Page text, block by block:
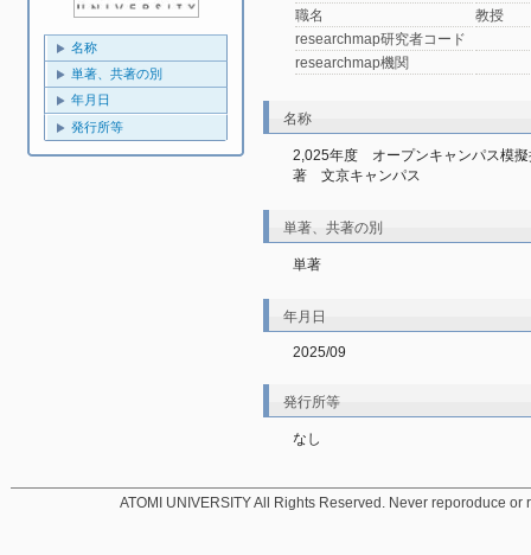
名称
単著、共著の別
年月日
発行所等
職名
教授
researchmap研究者コード
researchmap機関
名称
2,025年度　オープンキャンパス模
著　文京キャンパス
単著、共著の別
単著
年月日
2025/09
発行所等
なし